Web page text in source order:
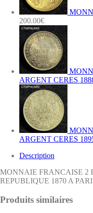
200.00€
ARGENT CERES
ARGENT CERES
Description
MONNAIE FRANCAISE 2
REPUBLIQUE 1870 A
Produits similaires